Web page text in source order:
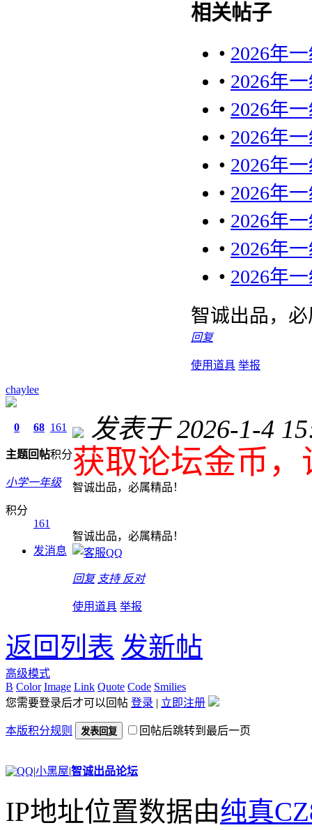
相关帖子
• 2026年
• 2026年
• 2026年
• 2026年
• 2026年
• 2026年
• 2026年
• 2026年
• 2026年
智诚出品，
回复
使用道具 举报
chaylee
0
主题
68
回帖
161
积分
小学一年级
积分
161
发消息
发表于 2026-1-4
获取论坛金币
智诚出品，必属精品！
智诚出品，必属精品！
回复 支持 反对
使用道具 举报
返回列表 发新帖
高级模式
B Color Image Link Quote Code Smilies
您需要登录后才可以回帖 登录 | 立即注册
本版积分规则 发表回复 回帖后跳转到最后一页
|小黑屋|智诚出品论坛
IP地址位置数据由纯真